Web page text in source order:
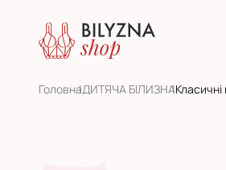
ГоловнаДИТЯЧА БІЛИЗНАКласичні